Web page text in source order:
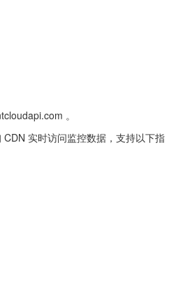
。
实时访问监控数据，支持以下指